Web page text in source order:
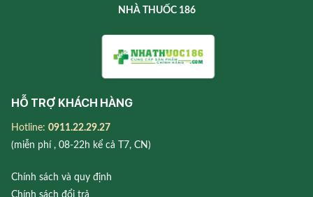
NHÀ THUỐC 186
HỖ TRỢ KHÁCH HÀNG
Hotline: 0911.22.29.27
(miễn phí , 08-22h kể cả T7, CN)
Chính sách và quy định
Chính sách đổi trả